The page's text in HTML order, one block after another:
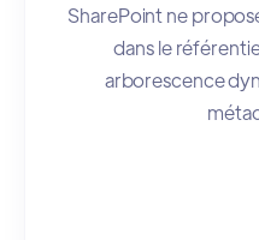
SharePoint ne
dans le
arborescence